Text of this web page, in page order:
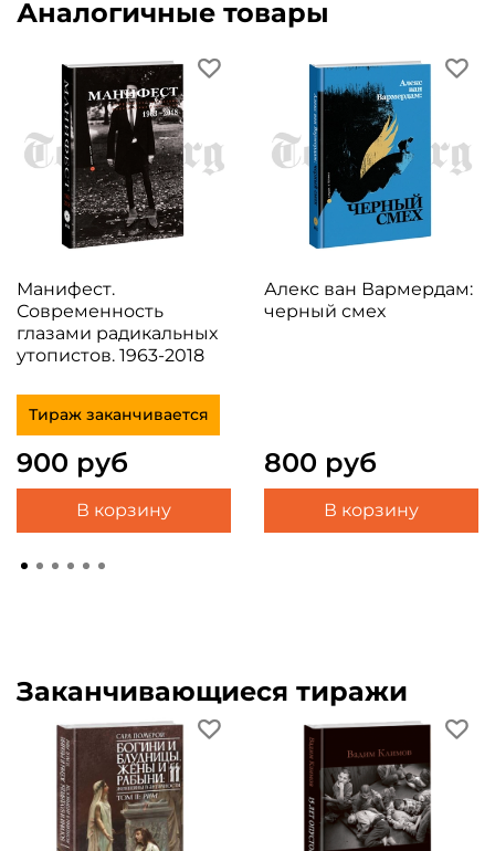
Аналогичные товары
Манифест.
Современность
глазами радикальных
утопистов. 1963-2018
Тираж заканчивается
900 руб
В корзину
Алекс ван Вармердам:
черный смех
800 руб
В корзину
Заканчивающиеся тиражи